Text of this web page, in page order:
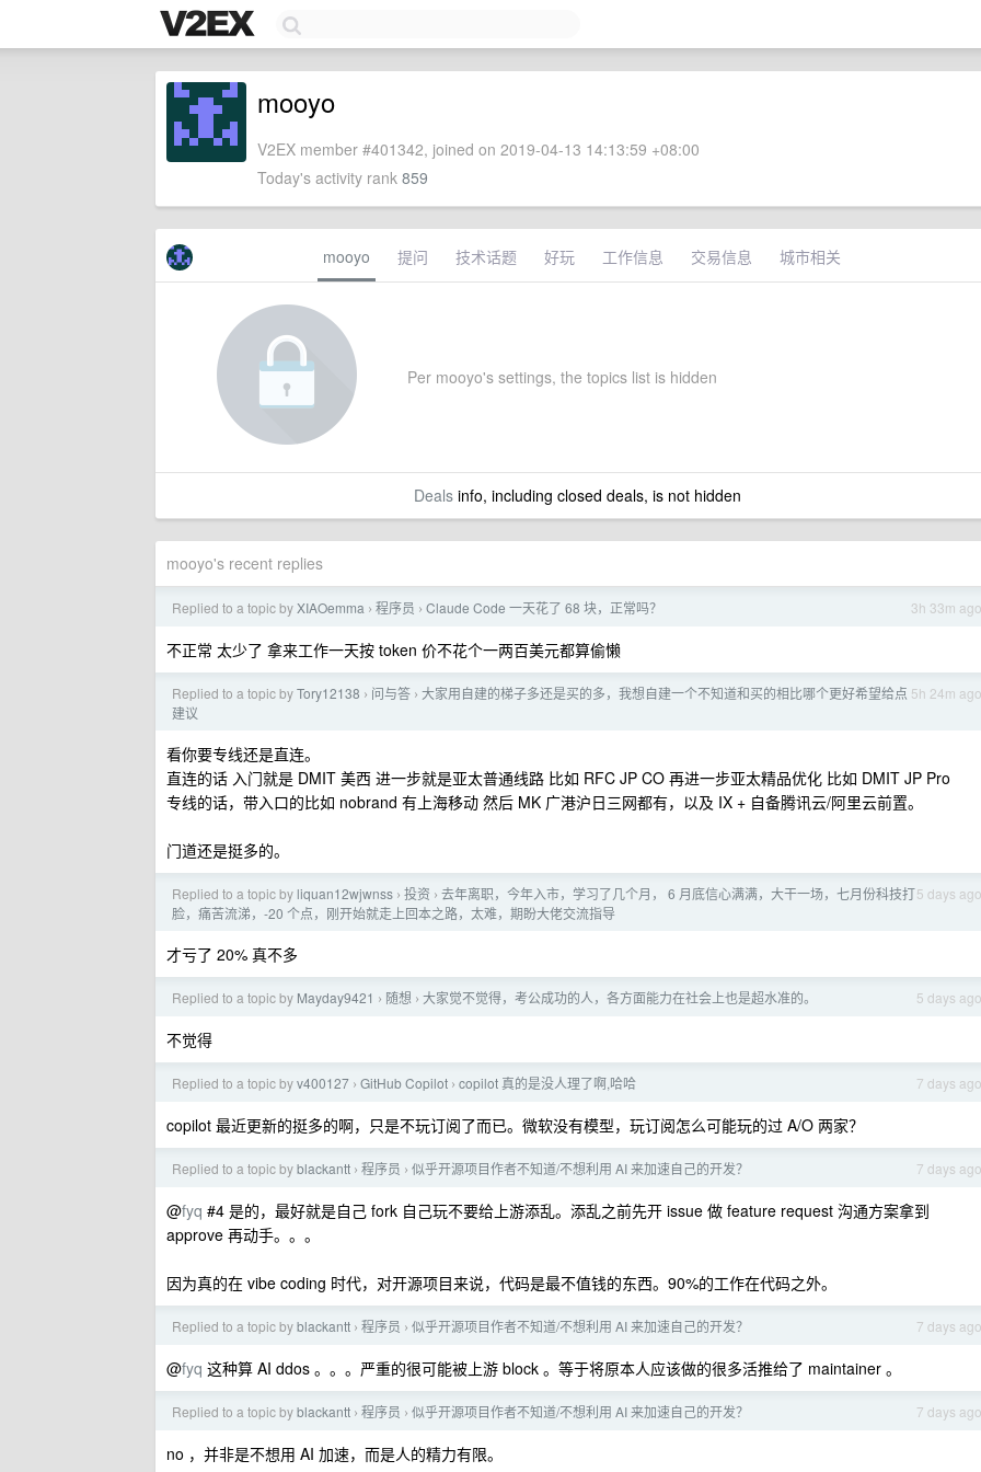
mooyo
V2EX member #401342, joined on 2019-04-13 14:13:59 +08:00
Today's activity rank 859
mooyo 提问 技术话题 好玩 工作信息 交易信息 城市相关
Per mooyo's settings, the topics list is hidden
Dealsinfo, including closed deals, is not hidden
mooyo's recent replies
3h 33m ago
Replied to a topic byXIAOemma › 程序员 › Claude Code 一天花了 68 块，正常吗？
不正常 太少了 拿来工作一天按 token 价不花个一两百美元都算偷懒
5h 24m ago
Replied to a topic byTory12138 › 问与答 › 大家用自建的梯子多还是买的多，我想自建一个不知道和买的相比哪个更好希望给点
建议
看你要专线还是直连。
直连的话 入门就是 DMIT 美西 进一步就是亚太普通线路 比如 RFC JP CO 再进一步亚太精品优化 比如 DMIT JP Pro
专线的话，带入口的比如 nobrand 有上海移动 然后 MK 广港沪日三网都有，以及 IX + 自备腾讯云/阿里云前置。
门道还是挺多的。
5 days ago
Replied to a topic by liquan12wjwnss › 投资 › 去年离职，今年入市，学习了几个月， 6 月底信心满满，大干一场，七月份科技打
脸，痛苦流涕，-20 个点，刚开始就走上回本之路，太难，期盼大佬交流指导
才亏了 20% 真不多
5 days ago
Replied to a topic by Mayday9421 › 随想 › 大家觉不觉得，考公成功的人，各方面能力在社会上也是超水准的。
不觉得
7 days ago
Replied to a topic byv400127 › GitHub Copilot › copilot 真的是没人理了啊,哈哈
copilot 最近更新的挺多的啊，只是不玩订阅了而已。微软没有模型，玩订阅怎么可能玩的过 A/O 两家？
7 days ago
Replied to a topic byblackantt › 程序员 › 似乎开源项目作者不知道/不想利用 AI 来加速自己的开发？
@fyq #4 是的，最好就是自己 fork 自己玩不要给上游添乱。添乱之前先开 issue 做 feature request 沟通方案拿到
approve 再动手。。。
因为真的在 vibe coding 时代，对开源项目来说，代码是最不值钱的东西。90%的工作在代码之外。
7 days ago
Replied to a topic byblackantt › 程序员 › 似乎开源项目作者不知道/不想利用 AI 来加速自己的开发？
@fyq 这种算 AI ddos 。。。严重的很可能被上游 block 。等于将原本人应该做的很多活推给了 maintainer 。
7 days ago
Replied to a topic byblackantt › 程序员 › 似乎开源项目作者不知道/不想利用 AI 来加速自己的开发？
no ，并非是不想用 AI 加速，而是人的精力有限。